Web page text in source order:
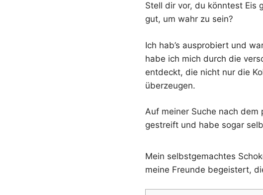
Stell dir vor, du könntest Eis
gut, um wahr zu sein?
Ich hab’s ausprobiert und
habe ich mich durch die
entdeckt, die nicht nur die
überzeugen.
Auf meiner Suche nach dem
gestreift und habe sogar
Mein selbstgemachtes
meine Freunde begeistert,